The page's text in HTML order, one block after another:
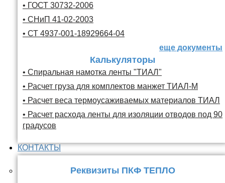
• ГОСТ 30732-2006
• СНиП 41-02-2003
• СТ 4937-001-18929664-04
еще документы
Калькуляторы
• Спиральная намотка ленты "ТИАЛ"
• Расчет груза для комплектов манжет ТИАЛ-М
• Расчет веса термоусаживаемых материалов ТИАЛ
• Расчет расхода ленты для изоляции отводов под 90
градусов
КОНТАКТЫ
Реквизиты ПКФ ТЕПЛО